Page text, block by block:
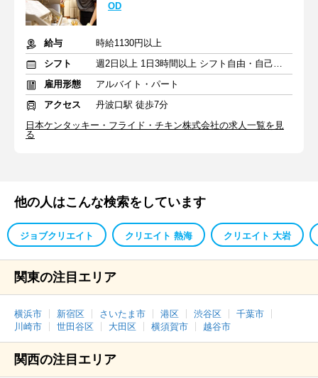
OD
給与
時給1130円以上
シフト
週2日以上 1日3時間以上 シフト自由・自己申告
雇用形態
アルバイト・パート
アクセス
丹波口駅 徒歩7分
日本ケンタッキー・フライド・チキン株式会社の求人一覧を見
る
他の人はこんな検索をしています
ジョブクリエイト クリエイト 熱海 クリエイト 大岩
関東の注目エリア
横浜市 新宿区 さいたま市 港区 渋谷区
千葉市
川崎市
世田谷区 大田区 横須賀市 越谷市
関西の注目エリア